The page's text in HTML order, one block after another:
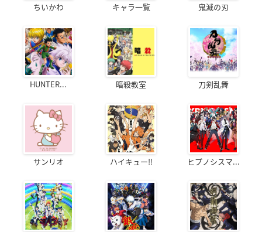
ちいかわ キャラ一覧 鬼滅の刃
HUNTER... 暗殺教室 刀剣乱舞
サンリオ ハイキュー!! ヒプノシスマ...